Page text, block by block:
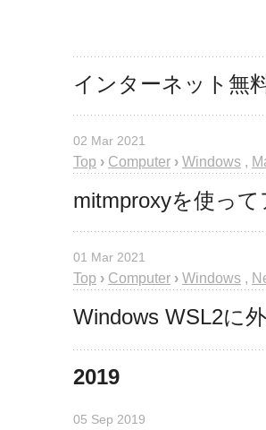
インターネット無
02 Mar 2021
Top › Computer › Windows ,
mitmproxyを使っ
01 Mar 2021
Top › Computer › Windows ,
Windows WSL2に
2019
05 Sep 2019